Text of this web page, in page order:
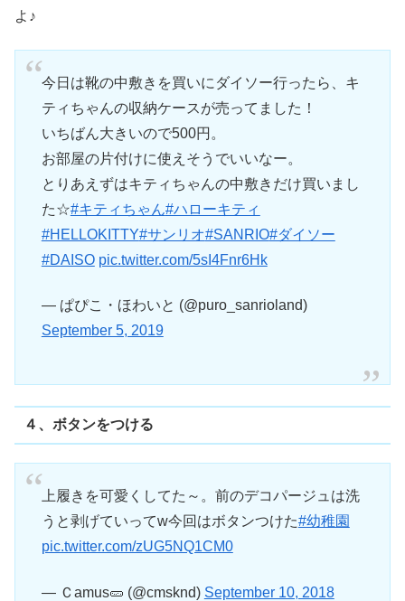
よ♪
今日は靴の中敷きを買いにダイソー行ったら、キ
ティちゃんの収納ケースが売ってました！
いちばん大きいので500円。
お部屋の片付けに使えそうでいいなー。
とりあえずはキティちゃんの中敷きだけ買いまし
た☆#キティちゃん#ハローキティ
#HELLOKITTY#サンリオ#SANRIO#ダイソー
#DAISO pic.twitter.com/5sI4Fnr6Hk
— ぱぴこ・ほわいと (@puro_sanrioland)
September 5, 2019
４、ボタンをつける
上履きを可愛くしてた～。前のデコパージュは洗
うと剥げていってw今回はボタンつけた#幼稚園
pic.twitter.com/zUG5NQ1CM0
— Ｃamus🥒 (@cmsknd) September 10, 2018